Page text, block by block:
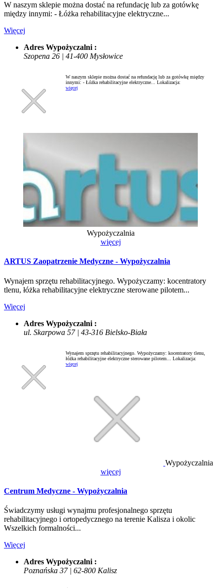
W naszym sklepie można dostać na refundację lub za gotówkę
między innymi: - Łóżka rehabilitacyjne elektryczne...
Więcej
Adres Wypożyczalni :
Szopena 26 | 41-400 Mysłowice
W naszym sklepie można dostać na refundację lub za gotówkę między
innymi: - Łóżka rehabilitacyjne elektryczne... Lokalizacja:
więcej
Wypożyczalnia
więcej
ARTUS Zaopatrzenie Medyczne - Wypożyczalnia
Wynajem sprzętu rehabilitacyjnego. Wypożyczamy: kocentratory
tlenu, łóżka rehabilitacyjne elektryczne sterowane pilotem...
Więcej
Adres Wypożyczalni :
ul. Skarpowa 57 | 43-316 Bielsko-Biała
Wynajem sprzętu rehabilitacyjnego. Wypożyczamy: kocentratory tlenu,
łóżka rehabilitacyjne elektryczne sterowane pilotem... Lokalizacja:
więcej
Wypożyczalnia
więcej
Centrum Medyczne - Wypożyczalnia
Świadczymy usługi wynajmu profesjonalnego sprzętu
rehabilitacyjnego i ortopedycznego na terenie Kalisza i okolic
Wszelkich formalności...
Więcej
Adres Wypożyczalni :
Poznańska 37 | 62-800 Kalisz